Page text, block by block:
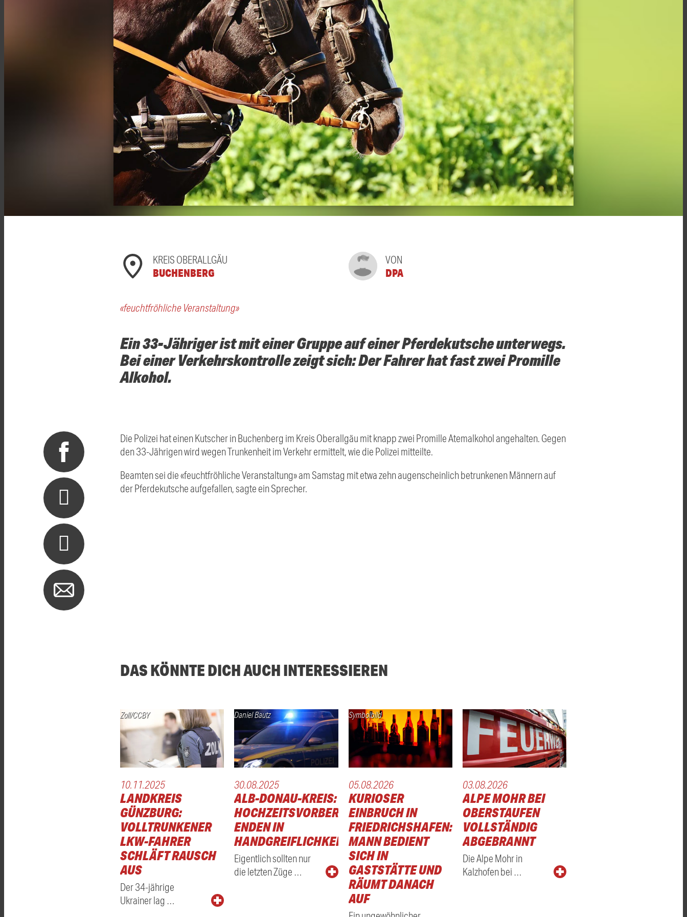
KREIS OBERALLGÄU
BUCHENBERG
VON
DPA
«feuchtfröhliche Veranstaltung»
Ein 33-Jähriger ist mit einer Gruppe auf einer Pferdekutsche unterwegs.
Bei einer Verkehrskontrolle zeigt sich: Der Fahrer hat fast zwei Promille
Alkohol.
Die Polizei hat einen Kutscher in Buchenberg im Kreis Oberallgäu mit knapp zwei Promille Atemalkohol angehalten. Gegen
den 33-Jährigen wird wegen Trunkenheit im Verkehr ermittelt, wie die Polizei mitteilte.
Beamten sei die «feuchtfröhliche Veranstaltung» am Samstag mit etwa zehn augenscheinlich betrunkenen Männern auf
der Pferdekutsche aufgefallen, sagte ein Sprecher.
DAS KÖNNTE DICH AUCH INTERESSIEREN
Zoll/CCBY
10.11.2025
LANDKREIS
GÜNZBURG:
VOLLTRUNKENER
LKW-FAHRER
SCHLÄFT RAUSCH
AUS
Der 34-jährige
Ukrainer lag …
Daniel Bautz
30.08.2025
ALB-DONAU-KREIS:
HOCHZEITSVORBEREITEN
ENDEN IN
HANDGREIFLICHKEITEN
Eigentlich sollten nur
die letzten Züge …
Symbolbild
05.08.2026
KURIOSER
EINBRUCH IN
FRIEDRICHSHAFEN:
MANN BEDIENT
SICH IN
GASTSTÄTTE UND
RÄUMT DANACH
AUF
03.08.2026
ALPE MOHR BEI
OBERSTAUFEN
VOLLSTÄNDIG
ABGEBRANNT
Die Alpe Mohr in
Kalzhofen bei …